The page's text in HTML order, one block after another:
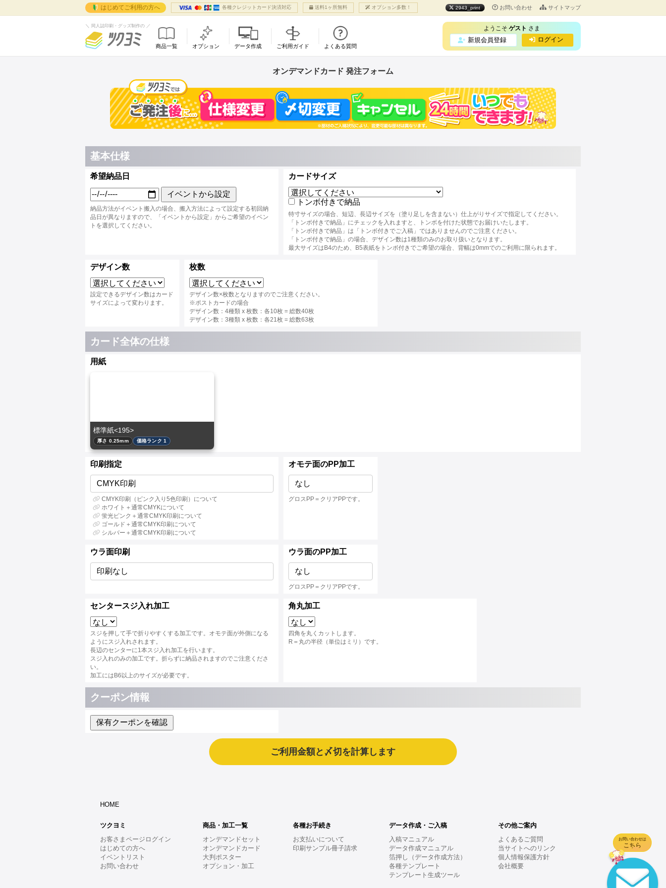
はじめてご利用の方へ 各種クレジットカード決済対応 送料1ヶ所無料 オプション多数！ 2943_print お問い合わせ サイトマップ
＼ 同人誌印刷・グッズ制作の ／
商品一覧
オンデマンドセット
ツクヨミの同人誌は1つ
で完結！
シンプルにも、オプシ
ョンでカスタムもなん
でもできちゃうよ
グッズ商品
名刺サイズ〜B4サイズ
まで！自由に仕上がり
サイズが選べます。
大判ポスター NEW!
オプション
箔押し加工
グロス・マットPP
ベルベットPP
ホログラムPP
NEW!
角丸加工
特色 蛍光ピンク
特色 ゴールド
特色 シルバー
特色 ホワイト
小口染め
NEW!
データ作成
データ作成マニュアル
テンプレート
箔押し（データ作成方法）
特殊紙を使う際の注意
ご利用ガイド
お客さまページ登録・ログイン
お取引の流れ
ツクヨミポイント・カブ
ツクヨミブログ
よくあるご質問
各種お手続き
ご入稿について
サンプル冊子請求
イベントリスト
イベント支援申し込み
支援イベント一覧
免責事項
個人情報保護方針
特定商法取引に基づく表示
会社概要
よくある質問
ようこそ ゲスト さま
新規会員登録 ログイン
オンデマンドカード 発注フォーム
基本仕様
希望納品日
イベントから設定
納品方法がイベント搬入の場合、搬入方法によって設定する初回納
品日が異なりますので、「イベントから設定」からご希望のイベン
トを選択してください。
カードサイズ
トンボ付きで納品
特寸サイズの場合、短辺、長辺サイズを（塗り足しを含まない）仕上がりサイズで指定してください。
「トンボ付きで納品」にチェックを入れますと、トンボを付けた状態でお届けいたします。
「トンボ付きで納品」は「トンボ付きでご入稿」ではありませんのでご注意ください。
「トンボ付きで納品」の場合、デザイン数は1種類のみのお取り扱いとなります。
最大サイズはB4のため、B5表紙をトンボ付きでご希望の場合、背幅は0mmでのご利用に限られます。
デザイン数
設定できるデザイン数はカード
サイズによって変わります。
枚数
デザイン数×枚数となりますのでご注意ください。
※ポストカードの場合
デザイン数：4種類 x 枚数：各10枚 = 総数40枚
デザイン数：3種類 x 枚数：各21枚 = 総数63枚
カード全体の仕様
用紙
標準紙<195>
厚さ 0.25mm 価格ランク 1
印刷指定
CMYK印刷
CMYK印刷（ピンク入り5色印刷）について
ホワイト＋通常CMYKについて
蛍光ピンク＋通常CMYK印刷について
ゴールド＋通常CMYK印刷について
シルバー＋通常CMYK印刷について
オモテ面のPP加工
なし
グロスPP＝クリアPPです。
ウラ面印刷
印刷なし
ウラ面のPP加工
なし
グロスPP＝クリアPPです。
センタースジ入れ加工
スジを押して手で折りやすくする加工です。オモテ面が外側になる
ようにスジ入れされます。
長辺のセンターに1本スジ入れ加工を行います。
スジ入れのみの加工です。折らずに納品されますのでご注意くださ
い。
加工にはB6以上のサイズが必要です。
角丸加工
四角を丸くカットします。
R＝丸の半径（単位はミリ）です。
クーポン情報
保有クーポンを確認
HOME
ツクヨミ
お客さまページログイン
はじめての方へ
イベントリスト
お問い合わせ
商品・加工一覧
オンデマンドセット
オンデマンドカード
大判ポスター
オプション・加工
各種お手続き
お支払いについて
印刷サンプル冊子請求
データ作成・ご入稿
入稿マニュアル
データ作成マニュアル
箔押し（データ作成方法）
各種テンプレート
テンプレート生成ツール
その他ご案内
よくあるご質問
当サイトへのリンク
個人情報保護方針
会社概要
お問い合わせは
こちら